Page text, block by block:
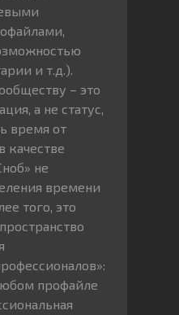
и т.д.).
– это
а не статус,
время от
качестве
не
времени
того, это
профайле